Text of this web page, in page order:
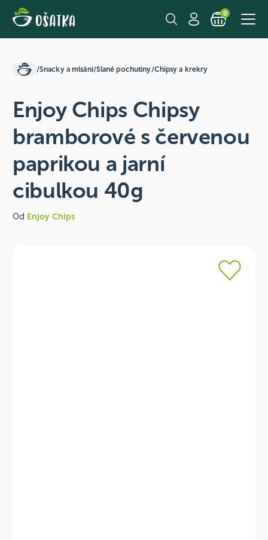
0
/Snacky a mlsání/Slané pochutiny/Chipsy a krekry
Enjoy Chips Chipsy
bramborové s červenou
paprikou a jarní
cibulkou 40g
Od Enjoy Chips